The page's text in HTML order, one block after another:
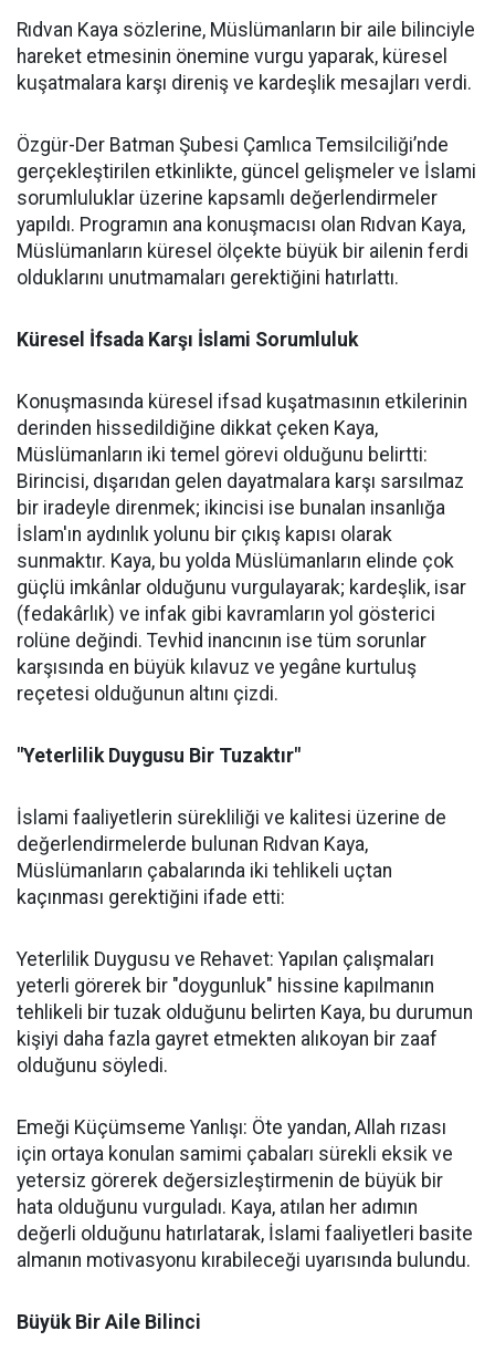
Rıdvan Kaya sözlerine, Müslümanların bir aile bilinciyle
hareket etmesinin önemine vurgu yaparak, küresel
kuşatmalara karşı direniş ve kardeşlik mesajları verdi.
Özgür-Der Batman Şubesi Çamlıca Temsilciliği’nde
gerçekleştirilen etkinlikte, güncel gelişmeler ve İslami
sorumluluklar üzerine kapsamlı değerlendirmeler
yapıldı. Programın ana konuşmacısı olan Rıdvan Kaya,
Müslümanların küresel ölçekte büyük bir ailenin ferdi
olduklarını unutmamaları gerektiğini hatırlattı.
Küresel İfsada Karşı İslami Sorumluluk
Konuşmasında küresel ifsad kuşatmasının etkilerinin
derinden hissedildiğine dikkat çeken Kaya,
Müslümanların iki temel görevi olduğunu belirtti:
Birincisi, dışarıdan gelen dayatmalara karşı sarsılmaz
bir iradeyle direnmek; ikincisi ise bunalan insanlığa
İslam'ın aydınlık yolunu bir çıkış kapısı olarak
sunmaktır. Kaya, bu yolda Müslümanların elinde çok
güçlü imkânlar olduğunu vurgulayarak; kardeşlik, isar
(fedakârlık) ve infak gibi kavramların yol gösterici
rolüne değindi. Tevhid inancının ise tüm sorunlar
karşısında en büyük kılavuz ve yegâne kurtuluş
reçetesi olduğunun altını çizdi.
"Yeterlilik Duygusu Bir Tuzaktır"
İslami faaliyetlerin sürekliliği ve kalitesi üzerine de
değerlendirmelerde bulunan Rıdvan Kaya,
Müslümanların çabalarında iki tehlikeli uçtan
kaçınması gerektiğini ifade etti:
Yeterlilik Duygusu ve Rehavet: Yapılan çalışmaları
yeterli görerek bir "doygunluk" hissine kapılmanın
tehlikeli bir tuzak olduğunu belirten Kaya, bu durumun
kişiyi daha fazla gayret etmekten alıkoyan bir zaaf
olduğunu söyledi.
Emeği Küçümseme Yanlışı: Öte yandan, Allah rızası
için ortaya konulan samimi çabaları sürekli eksik ve
yetersiz görerek değersizleştirmenin de büyük bir
hata olduğunu vurguladı. Kaya, atılan her adımın
değerli olduğunu hatırlatarak, İslami faaliyetleri basite
almanın motivasyonu kırabileceği uyarısında bulundu.
Büyük Bir Aile Bilinci